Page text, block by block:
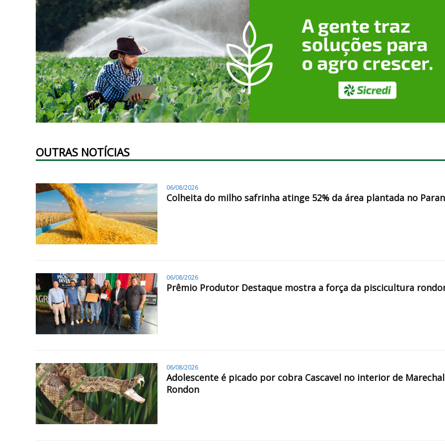
OUTRAS NOTÍCIAS
06/08/2026
Colheita do milho safrinha atinge 52% da área plantada no
06/08/2026
Prêmio Produtor Destaque mostra a força da piscicultura
06/08/2026
Adolescente é picado por cobra Cascavel no interior de Marechal
Rondon